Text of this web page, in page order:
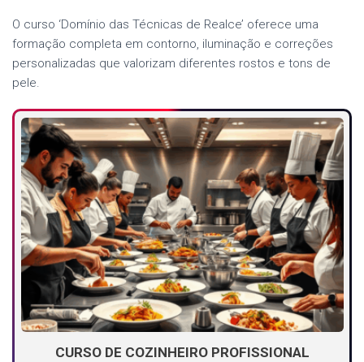
O curso ‘Domínio das Técnicas de Realce’ oferece uma
formação completa em contorno, iluminação e correções
personalizadas que valorizam diferentes rostos e tons de
pele.
CURSO DE COZINHEIRO PROFISSIONAL